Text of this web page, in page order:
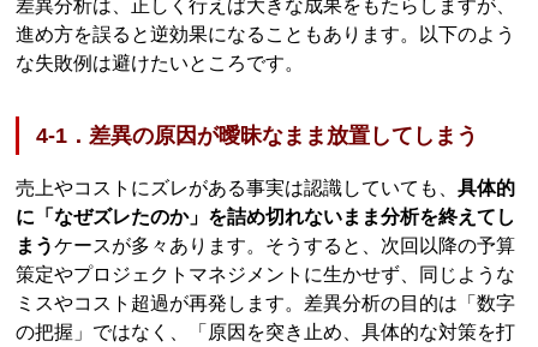
差異分析は、正しく行えば大きな成果をもたらしますが、
進め方を誤ると逆効果になることもあります。以下のよう
な失敗例は避けたいところです。
4-1．差異の原因が曖昧なまま放置してしまう
売上やコストにズレがある事実は認識していても、具体的
に「なぜズレたのか」を詰め切れないまま分析を終えてし
まうケースが多々あります。そうすると、次回以降の予算
策定やプロジェクトマネジメントに生かせず、同じような
ミスやコスト超過が再発します。差異分析の目的は「数字
の把握」ではなく、「原因を突き止め、具体的な対策を打